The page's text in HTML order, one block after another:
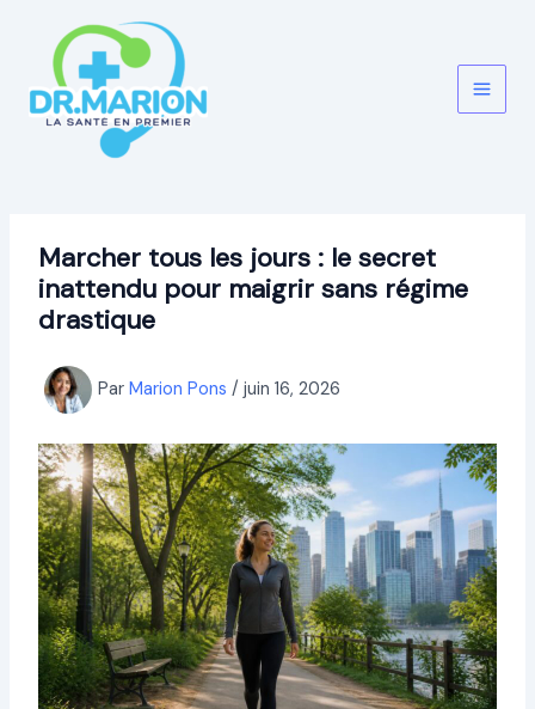
contenu
Marcher tous les jours : le secret
inattendu pour maigrir sans régime
drastique
Par Marion Pons / juin 16, 2026